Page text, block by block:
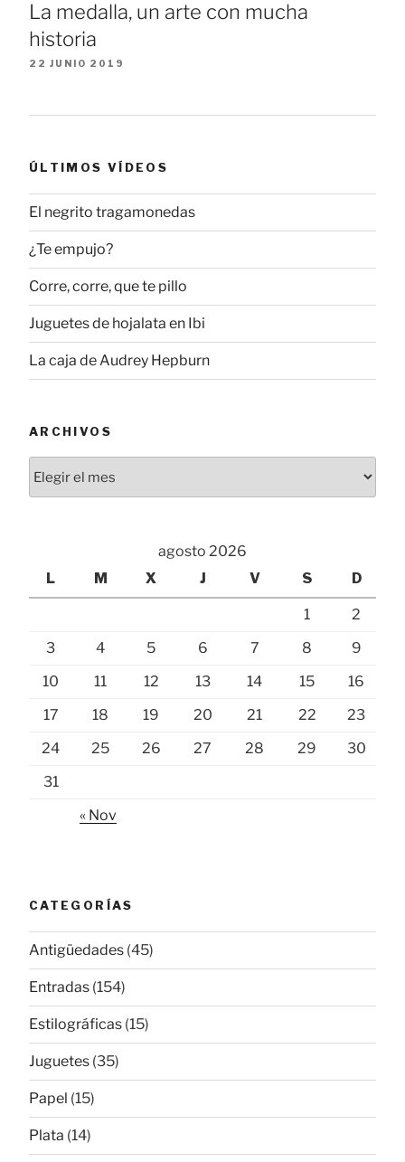
La medalla, un arte con mucha
historia
22 JUNIO 2019
ÚLTIMOS VÍDEOS
El negrito tragamonedas
¿Te empujo?
Corre, corre, que te pillo
Juguetes de hojalata en Ibi
La caja de Audrey Hepburn
ARCHIVOS
agosto 2026
L
M X J V S D
1
2
3
4 5 6 7 8
9
10
11 12 13 14 15
16
17
18 19 20 21 22
23
24
25 26 27 28 29
30
31
« Nov
CATEGORÍAS
Antigüedades (45)
Entradas (154)
Estilográficas (15)
Juguetes (35)
Papel (15)
Plata (14)